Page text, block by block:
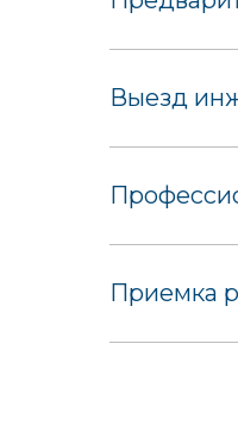
Выезд
Приемка